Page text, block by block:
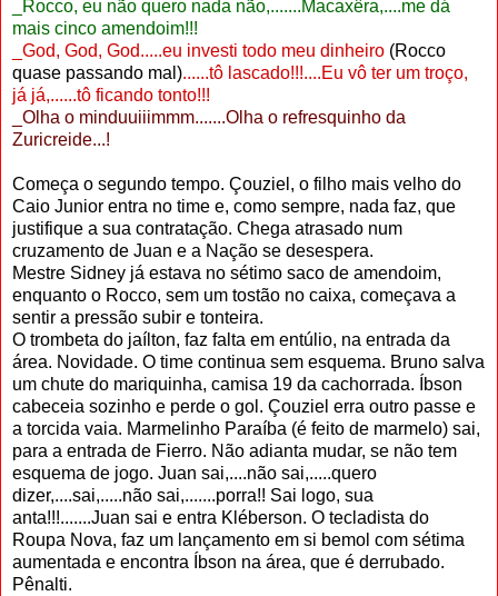
_Rocco, eu não quero nada não,.......Macaxêra,....me dá
mais cinco amendoim!!!
_God, God, God.....eu investi todo meu dinheiro (Rocco
quase passando mal)......tô lascado!!!....Eu vô ter um troço,
já já,......tô ficando tonto!!!
_Olha o minduuiiimmm.......Olha o refresquinho da
Zuricreide...!
Começa o segundo tempo. Çouziel, o filho mais velho do
Caio Junior entra no time e, como sempre, nada faz, que
justifique a sua contratação. Chega atrasado num
cruzamento de Juan e a Nação se desespera.
Mestre Sidney já estava no sétimo saco de amendoim,
enquanto o Rocco, sem um tostão no caixa, começava a
sentir a pressão subir e tonteira.
O trombeta do jaílton, faz falta em entúlio, na entrada da
área. Novidade. O time continua sem esquema. Bruno salva
um chute do mariquinha, camisa 19 da cachorrada. Íbson
cabeceia sozinho e perde o gol. Çouziel erra outro passe e
a torcida vaia. Marmelinho Paraíba (é feito de marmelo) sai,
para a entrada de Fierro. Não adianta mudar, se não tem
esquema de jogo. Juan sai,....não sai,.....quero
dizer,....sai,.....não sai,.......porra!! Sai logo, sua
anta!!!.......Juan sai e entra Kléberson. O tecladista do
Roupa Nova, faz um lançamento em si bemol com sétima
aumentada e encontra Íbson na área, que é derrubado.
Pênalti.